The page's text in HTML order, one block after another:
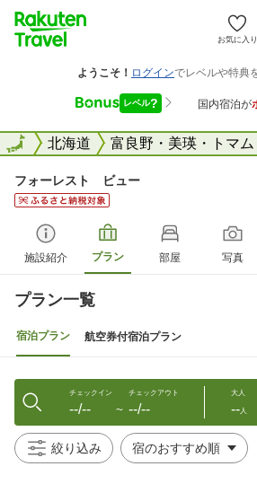
お気に入り
全国北海道 富良野・美瑛・トマム
全国
フォーレスト ビュー
施設紹介 プラン 部屋 写真
プラン一覧
宿泊プラン 航空券付宿泊プラン
チェックイン
--/-- 〜
チェックアウト
--/--
大人
--人
絞り込み